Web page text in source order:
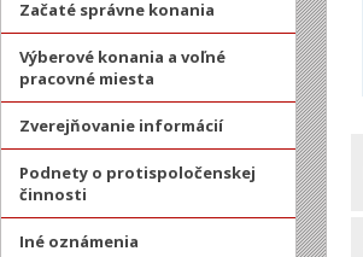
Začaté správne konania
Výberové konania a voľné
pracovné miesta
Zverejňovanie informácií
Podnety o protispoločenskej
činnosti
Iné oznámenia